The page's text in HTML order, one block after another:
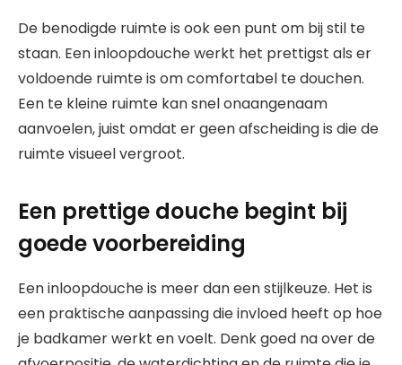
De benodigde ruimte is ook een punt om bij stil te
staan. Een inloopdouche werkt het prettigst als er
voldoende ruimte is om comfortabel te douchen.
Een te kleine ruimte kan snel onaangenaam
aanvoelen, juist omdat er geen afscheiding is die de
ruimte visueel vergroot.
Een prettige douche begint bij
goede voorbereiding
Een inloopdouche is meer dan een stijlkeuze. Het is
een praktische aanpassing die invloed heeft op hoe
je badkamer werkt en voelt. Denk goed na over de